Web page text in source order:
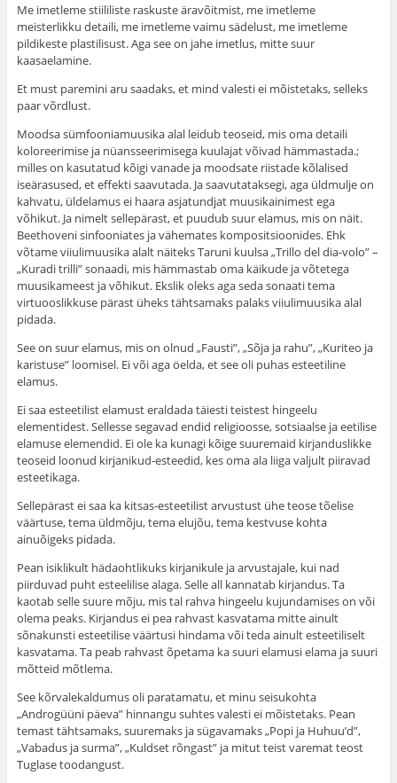
Me imetleme stiililiste raskuste äravõitmist, me imetleme
meisterlikku detaili, me imetleme vaimu sädelust, me imet­leme
pildikeste plastilisust. Aga see on jahe imetlus, mitte suur
kaasaelamine.
Et must paremini aru saadaks, et mind valesti ei mõis­tetaks, selleks
paar võrdlust.
Moodsa sümfooniamuusika alal leidub teoseid, mis oma detaili
koloreerimise ja nüansseerimisega kuulajat võivad hämmastada.;
milles on kasutatud kõigi vanade ja mood­sate riistade kõlalised
iseärasused, et effekti saavutada. Ja saavutataksegi, aga üldmulje on
kahvatu, üldelamus ei haara asjatundjat muusikainimest ega
võhikut. Ja nimelt sellepärast, et puudub suur elamus, mis on näit.
Beethoveni sinfooniates ja vähemates kompositsioonides. Ehk
võtame viiulimuusika alalt näiteks Taruni kuulsa „Trillo del dia-volo” –
„Kuradi trilli” sonaadi, mis hämmastab oma käi­kude ja võtetega
muusikameest ja võhikut. Ekslik oleks aga seda sonaati tema
virtuooslikkuse pärast üheks tähtsa­maks palaks viiulimuusika alal
pidada.
See on suur elamus, mis on olnud „Fausti”, „Sõja ja rahu”, „Kuriteo ja
karistuse” loomisel. Ei või aga öelda, et see oli puhas esteetiline
elamus.
Ei saa esteetilist elamust eraldada täiesti teistest hin­geelu
elementidest. Sellesse segavad endid religioosse, sot­siaalse ja eetilise
elamuse elemendid. Ei ole ka kunagi kõige suuremaid kirjanduslikke
teoseid loonud kirjanikud-esteedid, kes oma ala liiga valjult piiravad
esteetikaga.
Sellepärast ei saa ka kitsas-esteetilist arvustust ühe teose tõelise
väärtuse, tema üldmõju, tema elujõu, tema kestvuse kohta
ainuõigeks pidada.
Pean isiklikult hädaohtlikuks kirjanikule ja arvustajale, kui nad
piirduvad puht esteelilise alaga. Selle all kan­natab kirjandus. Ta
kaotab selle suure mõju, mis tal rahva hingeelu kujundamises on või
olema peaks. Kir­jandus ei pea rahvast kasvatama mitte ainult
sõnakunsti esteetilise väärtusi hindama või teda ainult esteetiliselt
kasvatama. Ta peab rahvast õpetama ka suuri elamusi elama ja suuri
mõtteid mõtlema.
See kõrvalekaldumus oli paratamatu, et minu seisukohta
„Androgüüni päeva” hinnangu suhtes valesti ei mõistetaks. Pean
temast tähtsamaks, suuremaks ja sügavamaks „Popi ja Huhuu’d”,
„Vabadus ja surma”, „Kuldset rõngast” ja mitut teist varemat teost
Tuglase toodangust.